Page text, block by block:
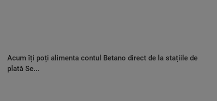
Acum îți poți alimenta contul Betano direct de la stațiile de
plată Se...